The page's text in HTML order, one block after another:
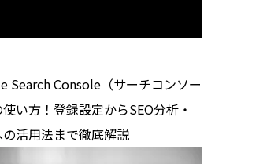
Search Console（サーチコンソー
い方！登録設定からSEO分析・
活用法まで徹底解説